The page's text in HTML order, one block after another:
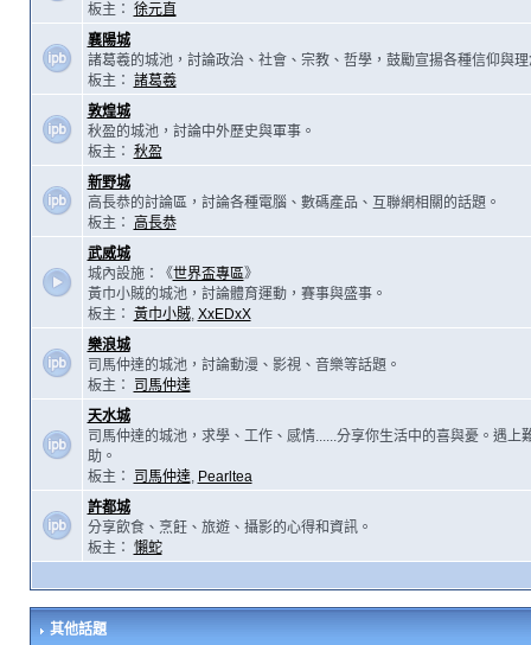
板主： 徐元直
襄陽城
諸葛羲的城池，討論政治、社會、宗教、哲學，鼓勵宣揚各種信仰與理
板主： 諸葛羲
敦煌城
秋盈的城池，討論中外歷史與軍事。
板主： 秋盈
新野城
高長恭的討論區，討論各種電腦、數碼產品、互聯網相關的話題。
板主：
高長恭
武威城
城內設施：《世界盃專區》
黃巾小賊的城池，討論體育運動，賽事與盛事。
板主： 黃巾小賊, XxEDxX
樂浪城
司馬仲達的城池，討論動漫、影視、音樂等話題。
板主：
司馬仲達
天水城
司馬仲達的城池，求學、工作、感情......分享你生活中的喜與憂。遇上
助。
板主：
司馬仲達, Pearltea
許都城
分享飲食、烹飪、旅遊、攝影的心得和資訊。
板主： 懶蛇
其他話題